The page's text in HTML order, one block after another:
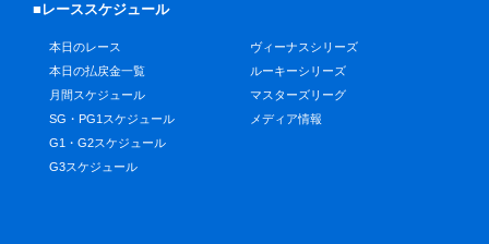
■レーススケジュール
本日のレース
本日の払戻金一覧
月間スケジュール
SG・PG1スケジュール
G1・G2スケジュール
G3スケジュール
ヴィーナスシリーズ
ルーキーシリーズ
マスターズリーグ
メディア情報